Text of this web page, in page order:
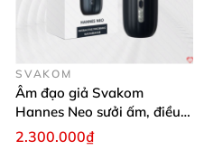
SVAKOM
Âm đạo giả Svakom
Hannes Neo sưởi ấm, điều
khiển app thông minh
2.300.000₫